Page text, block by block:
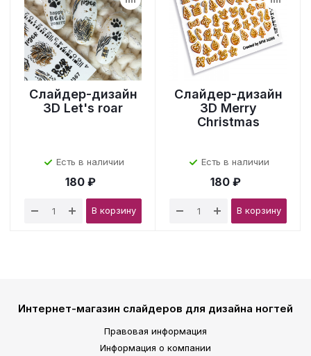
Слайдер-дизайн
3D Let's roar
Есть в наличии
180 ₽
В корзину
Слайдер-дизайн
3D Merry
Christmas
Есть в наличии
180 ₽
В корзину
Интернет-магазин слайдеров для дизайна ногтей
Правовая информация
Информация о компании